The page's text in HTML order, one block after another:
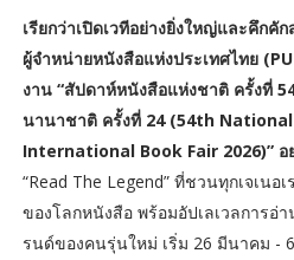
เรียกว่าเปิดเวทีอย่างยิ่งใหญ่และคึกคั
ผู้จำหน่ายหนังสือแห่งประเทศไทย
งาน “สัปดาห์หนังสือแห่งชาติ ครั้งที่
นานาชาติ ครั้งที่ 24 (54th
International Book Fair 2026)” อ
“Read The Legend” ที่ชวนทุกเจเน
ของโลกหนังสือ พร้อมอัปเลเวลการอ่
รนด์ของคนรุ่นใหม่ เริ่ม 26 มีนาคม -